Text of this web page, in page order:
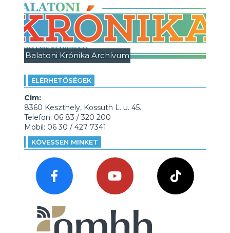
Balatoni Krónika Archívum
ELÉRHETŐSÉGEK
Cím:
8360 Keszthely, Kossuth L. u. 45.
Telefon: 06 83 / 320 200
Mobil: 06 30 / 427 7341
KÖVESSEN MINKET